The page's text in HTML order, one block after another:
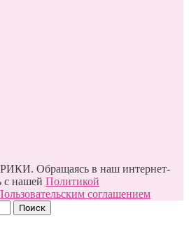
Обращаясь в наш интернет-
с нашей Политикой
соглашением
Поиск